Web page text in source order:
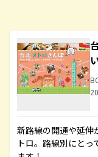
新路線の開通や延伸
トロ。路線別にと